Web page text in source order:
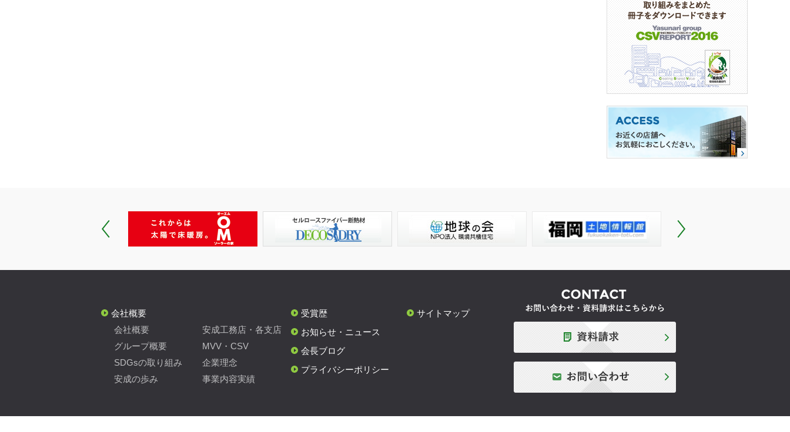
会社概要
会社概要
安成工務店・各支店
グループ概要
MVV・CSV
SDGsの取り組み
企業理念
安成の歩み
事業内容実績
受賞歴
お知らせ・ニュース
会長ブログ
プライバシーポリシー
サイトマップ